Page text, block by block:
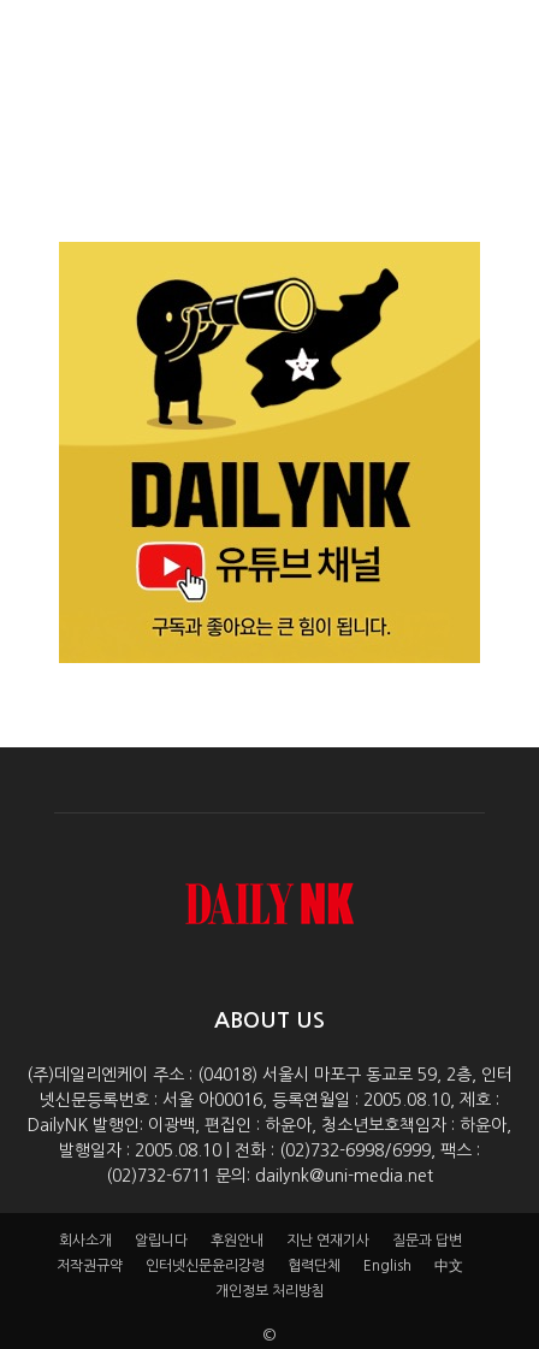
ABOUT US
(주)데일리엔케이 주소 : (04018) 서울시 마포구 동교로 59, 2층, 인터
넷신문등록번호 : 서울 아00016, 등록연월일 : 2005.08.10, 제호 :
DailyNK 발행인: 이광백, 편집인 : 하윤아, 청소년보호책임자 : 하윤아,
발행일자 : 2005.08.10 | 전화 : (02)732-6998/6999, 팩스 :
(02)732-6711 문의: dailynk@uni-media.net
회사소개 알립니다 후원안내 지난 연재기사
질문과 답변
저작권규약
인터넷신문윤리강령 협력단체 English
中文
개인정보 처리방침
©